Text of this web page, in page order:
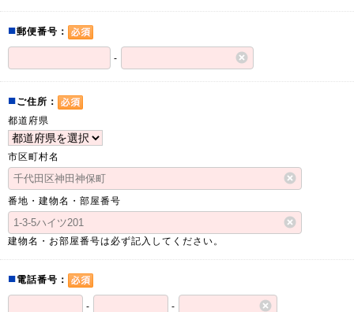
■郵便番号：
-
■ご住所：
都道府県
市区町村名
番地・建物名・部屋番号
建物名・お部屋番号は必ず記入してください。
■電話番号：
- -